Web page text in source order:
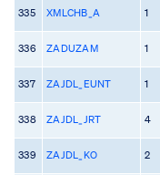
335 XMLCHB_A 1
336 ZADUZAM 1
337 ZAJDL_EUNT 1
338 ZAJDL_JRT 4
339 ZAJDL_KO 2